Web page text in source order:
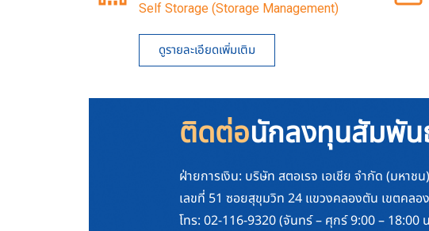
Self Storage (Storage Management)
ดูรายละเอียดเพิ่มเติม
ติดต่อนักลงทุนสัมพั
ฝ่ายการเงิน: บริษัท สตอเรจ เอเชีย จำกัด (มหาช
เลขที่ 51 ซอยสุขุมวิท 24 แขวงคลองตัน เขตคลอ
โทร: 02-116-9320 (จันทร์ – ศุกร์ 9:00 – 18:00